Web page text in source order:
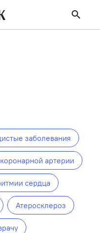
заболевания
артерии
сердца
Атеросклероз